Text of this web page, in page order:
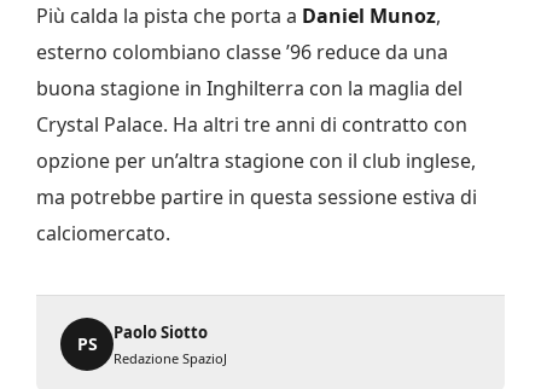
Più calda la pista che porta a Daniel Munoz,
esterno colombiano classe ’96 reduce da una
buona stagione in Inghilterra con la maglia del
Crystal Palace. Ha altri tre anni di contratto con
opzione per un’altra stagione con il club inglese,
ma potrebbe partire in questa sessione estiva di
calciomercato.
PS
Paolo Siotto
Redazione SpazioJ